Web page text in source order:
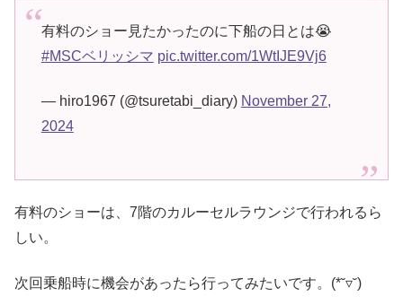
有料のショー見たかったのに下船の日とは😭
#MSCベリッシマ pic.twitter.com/1WtIJE9Vj6
— hiro1967 (@tsuretabi_diary) November 27,
2024
有料のショーは、7階のカルーセルラウンジで行われるら
しい。
次回乗船時に機会があったら行ってみたいです。(*˘▿˘)